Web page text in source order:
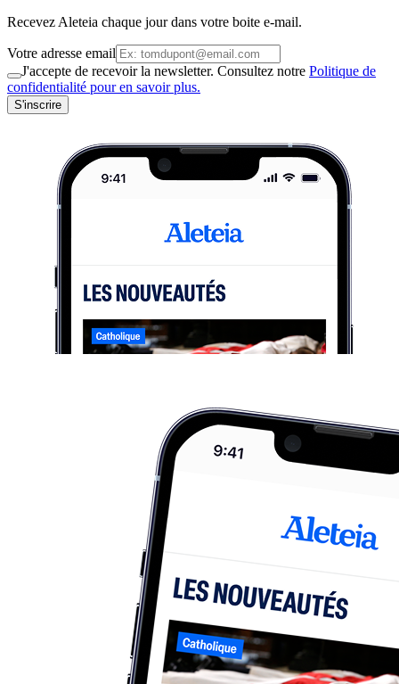
Recevez Aleteia chaque jour dans votre boite e-mail.
Votre adresse email
J'accepte de recevoir la newsletter. Consultez notre Politique de
confidentialité pour en savoir plus.
S'inscrire